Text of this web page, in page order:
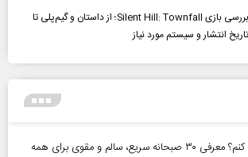
بررسی بازی Silent Hill: Townfall؛ از داستان و گیم‌پلی تا
تاریخ انتشار و سیستم مورد نیاز
صبحانه چی درست کنم؟ معرفی ۳۰ صبحانه سریع، سالم و مقوی برای همه